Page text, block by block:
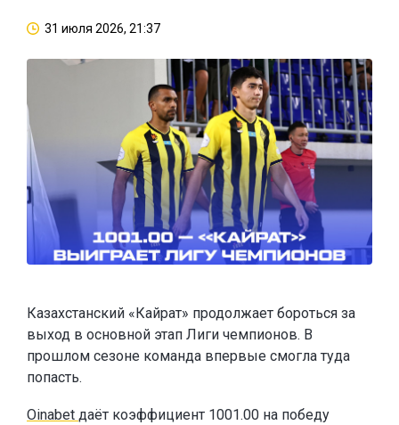
31 июля 2026, 21:37
Казахстанский «Кайрат» продолжает бороться за
выход в основной этап Лиги чемпионов. В
прошлом сезоне команда впервые смогла туда
попасть.
Oinabet даёт коэффициент 1001.00 на победу